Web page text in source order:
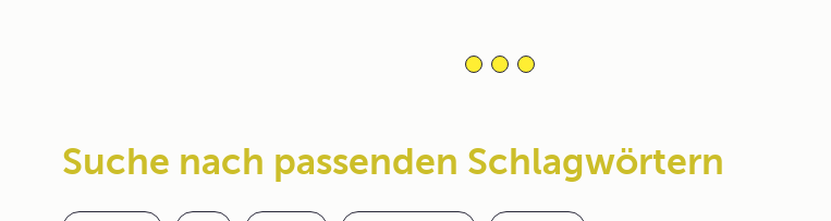
Suche nach passenden Schlagwörtern